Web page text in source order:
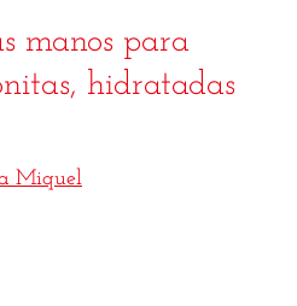
manos para
hidratadas
Miquel